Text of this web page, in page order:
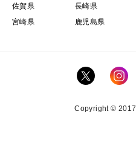
佐賀県
長崎県
宮崎県
鹿児島県
Copyright ©